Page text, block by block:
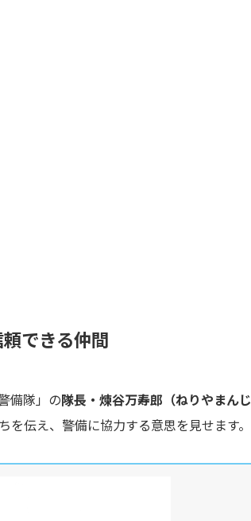
できる仲間
備隊」の隊長・煉谷万寿郎（ねりやまんじ
伝え、警備に協力する意思を見せます。